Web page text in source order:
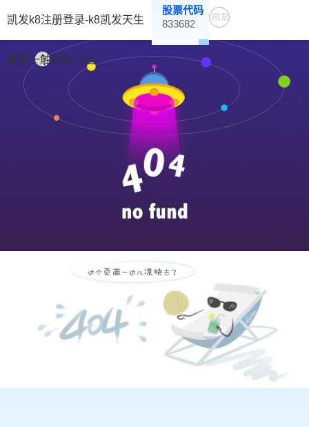
凯发k8注册登录-k8凯发天生
赢家一触即发人生
股票代码
833682
凯发
发天
生赢